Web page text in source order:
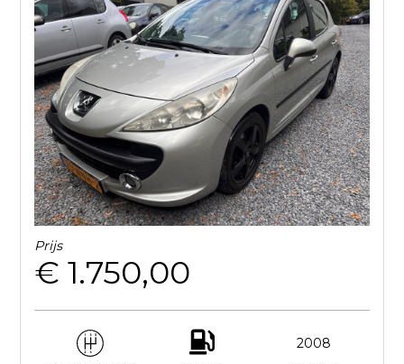
Prijs
€ 1.750,00
2008